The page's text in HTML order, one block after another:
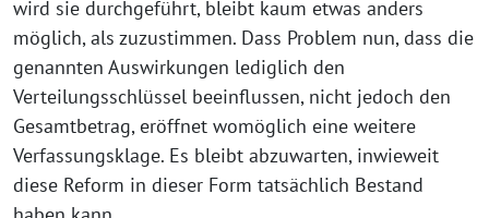
wird sie durchgeführt, bleibt kaum etwas anders
möglich, als zuzustimmen. Dass Problem nun, dass die
genannten Auswirkungen lediglich den
Verteilungsschlüssel beeinflussen, nicht jedoch den
Gesamtbetrag, eröffnet womöglich eine weitere
Verfassungsklage. Es bleibt abzuwarten, inwieweit
diese Reform in dieser Form tatsächlich Bestand